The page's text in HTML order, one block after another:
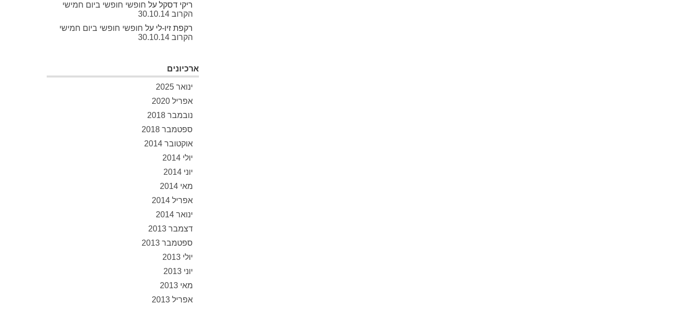
ריקי דסקל על חופשי חופשי ביום חמישי
הקרוב 30.10.14
רקפת זיו-לי על חופשי חופשי ביום חמישי
הקרוב 30.10.14
ארכיונים
ינואר 2025
אפריל 2020
נובמבר 2018
ספטמבר 2018
אוקטובר 2014
יולי 2014
יוני 2014
מאי 2014
אפריל 2014
ינואר 2014
דצמבר 2013
ספטמבר 2013
יולי 2013
יוני 2013
מאי 2013
אפריל 2013